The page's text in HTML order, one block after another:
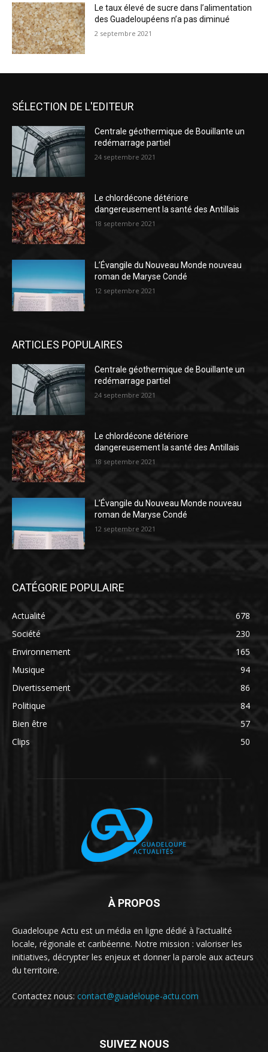
Le taux élevé de sucre dans l’alimentation
des Guadeloupéens n’a pas diminué
2 septembre 2021
SÉLECTION DE L'EDITEUR
Centrale géothermique de Bouillante un
redémarrage partiel
24 septembre 2021
Le chlordécone détériore
dangereusement la santé des Antillais
18 septembre 2021
L’Évangile du Nouveau Monde nouveau
roman de Maryse Condé
12 septembre 2021
ARTICLES POPULAIRES
Centrale géothermique de Bouillante un
redémarrage partiel
24 septembre 2021
Le chlordécone détériore
dangereusement la santé des Antillais
18 septembre 2021
L’Évangile du Nouveau Monde nouveau
roman de Maryse Condé
12 septembre 2021
CATÉGORIE POPULAIRE
Actualité
678
Société
230
Environnement
165
Musique
94
Divertissement
86
Politique
84
Bien être
57
Clips
50
À PROPOS
Guadeloupe Actu est un média en ligne dédié à l’actualité
locale, régionale et caribéenne. Notre mission : valoriser les
initiatives, décrypter les enjeux et donner la parole aux acteurs
du territoire.
Contactez nous: contact@guadeloupe-actu.com
SUIVEZ NOUS